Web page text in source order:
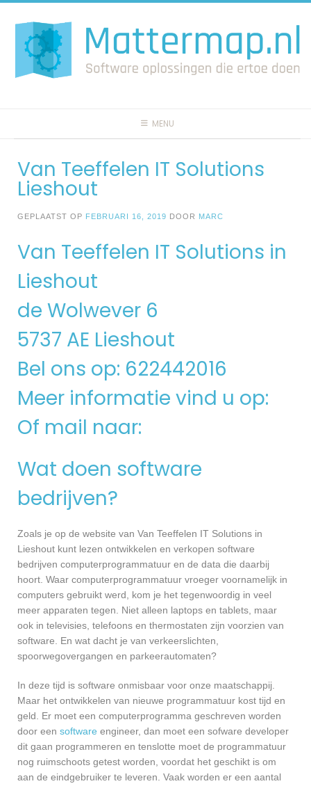
naar
inhoud
MENU
Van Teeffelen IT Solutions
Lieshout
GEPLAATST OP FEBRUARI 16, 2019 DOOR MARC
Van Teeffelen IT Solutions in
Lieshout
de Wolwever 6
5737 AE Lieshout
Bel ons op: 622442016
Meer informatie vind u op:
Of mail naar:
Wat doen software
bedrijven?
Zoals je op de website van Van Teeffelen IT Solutions in
Lieshout kunt lezen ontwikkelen en verkopen software
bedrijven computerprogrammatuur en de data die daarbij
hoort. Waar computerprogrammatuur vroeger voornamelijk in
computers gebruikt werd, kom je het tegenwoordig in veel
meer apparaten tegen. Niet alleen laptops en tablets, maar
ook in televisies, telefoons en thermostaten zijn voorzien van
software. En wat dacht je van verkeerslichten,
spoorwegovergangen en parkeerautomaten?
In deze tijd is software onmisbaar voor onze maatschappij.
Maar het ontwikkelen van nieuwe programmatuur kost tijd en
geld. Er moet een computerprogramma geschreven worden
door een software engineer, dan moet een sofware developer
dit gaan programmeren en tenslotte moet de programmatuur
nog ruimschoots getest worden, voordat het geschikt is om
aan de eindgebruiker te leveren. Vaak worden er een aantal